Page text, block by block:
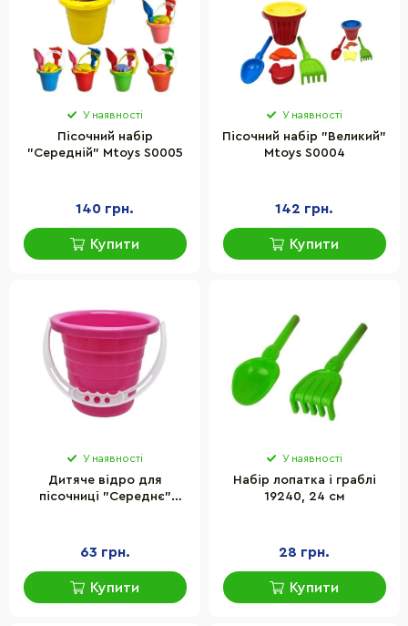
У наявності
Пісочний набір
"Середній" Mtoys S0005
140 грн.
Купити
У наявності
Пісочний набір "Великий"
Mtoys S0004
142 грн.
Купити
У наявності
Дитяче відро для
пісочниці "Середнє"
63 грн.
Купити
У наявності
Набір лопатка і граблі
19240, 24 см
28 грн.
Купити